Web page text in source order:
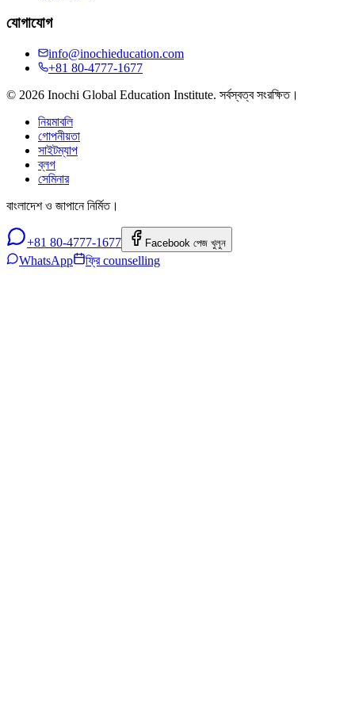
যোগাযোগ
info@inochieducation.com
+81 80-4777-1677
© 2026 Inochi Global Education Institute. সর্বস্বত্ব সংরক্ষিত।
নিয়মাবলি
গোপনীয়তা
সাইটম্যাপ
ব্লগ
সেমিনার
বাংলাদেশ ও জাপানে নির্মিত।
+81 80-4777-1677 Facebook পেজ খুলুন
WhatsApp ফ্রি counselling